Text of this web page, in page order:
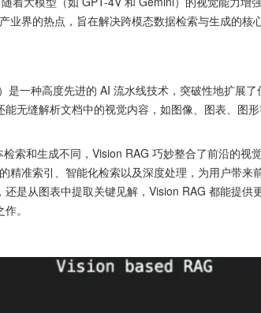
业界的热点，旨在解决跨模态数据检索与生成的核
无缝解析文档中的视觉内容，如图像、图表、图
精准索引、智能化检索以及深度处理，为用户带来
是从图表中提取关键见解，Vision RAG 都能提供
。